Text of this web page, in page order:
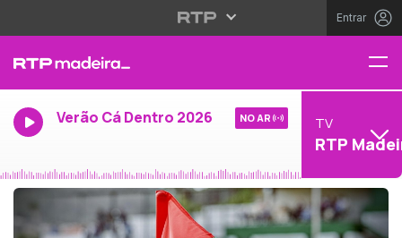
Entrar
Verão Cá Dentro 2026 NO AR TV
RTP